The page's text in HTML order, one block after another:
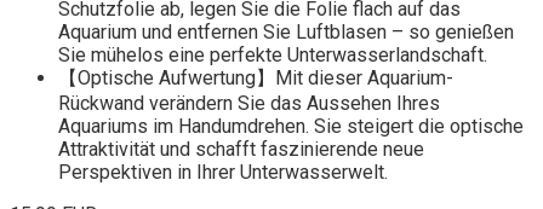
Schutzfolie ab, legen Sie die Folie flach auf das
Aquarium und entfernen Sie Luftblasen – so genießen
Sie mühelos eine perfekte Unterwasserlandschaft.
【Optische Aufwertung】Mit dieser Aquarium-
Rückwand verändern Sie das Aussehen Ihres
Aquariums im Handumdrehen. Sie steigert die optische
Attraktivität und schafft faszinierende neue
Perspektiven in Ihrer Unterwasserwelt.